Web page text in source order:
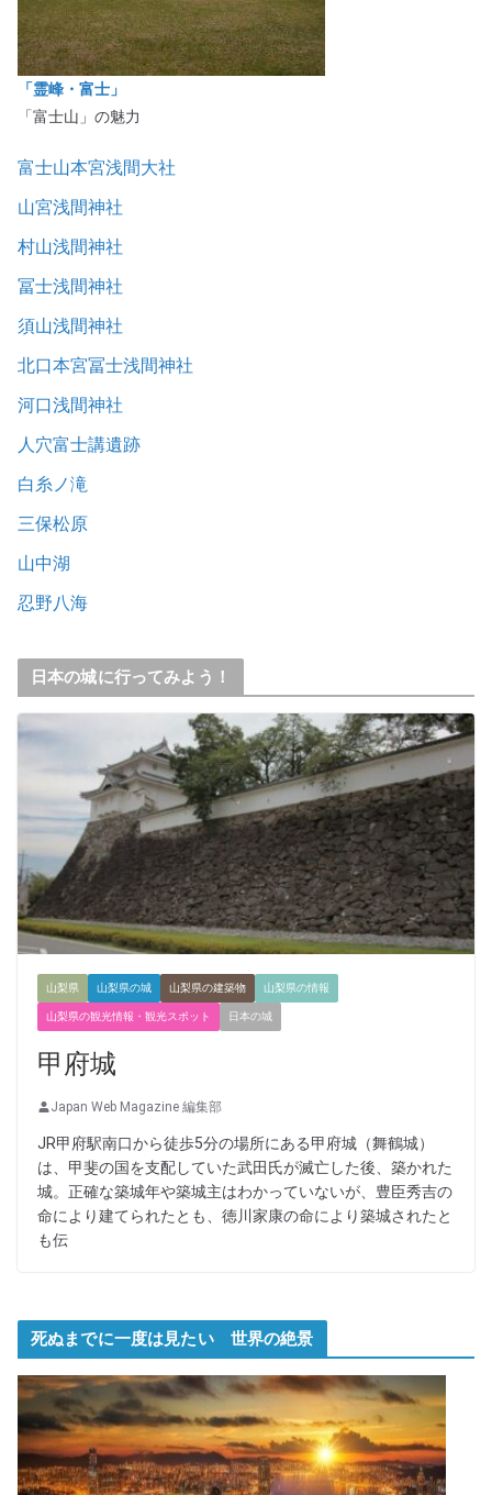
「霊峰・富士」
「富士山」の魅力
富士山本宮浅間大社
山宮浅間神社
村山浅間神社
冨士浅間神社
須山浅間神社
北口本宮冨士浅間神社
河口浅間神社
人穴富士講遺跡
白糸ノ滝
三保松原
山中湖
忍野八海
日本の城に行ってみよう！
山梨県 山梨県の城 山梨県の建築物 山梨県の情報
山梨県の観光情報・観光スポット 日本の城
甲府城
Japan Web Magazine 編集部
JR甲府駅南口から徒歩5分の場所にある甲府城（舞鶴城）
は、甲斐の国を支配していた武田氏が滅亡した後、築かれた
城。正確な築城年や築城主はわかっていないが、豊臣秀吉の
命により建てられたとも、徳川家康の命により築城されたと
も伝
死ぬまでに一度は見たい 世界の絶景